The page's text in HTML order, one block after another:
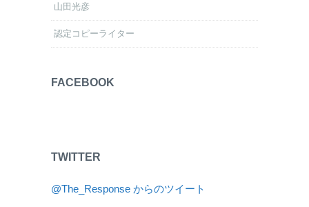
山田光彦
認定コピーライター
FACEBOOK
TWITTER
@The_Response からのツイート